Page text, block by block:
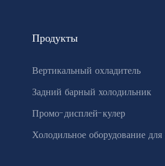
Продукты
Вертикальный охладитель
Задний барный холодильник
Промо-дисплей-кулер
Холодильное оборудование для